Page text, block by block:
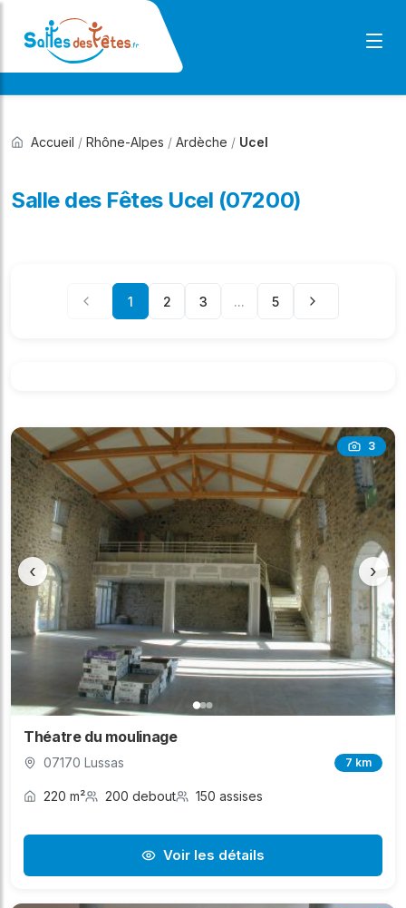
Accueil / Rhône-Alpes / Ardèche / Ucel
Salle des Fêtes Ucel (07200)
1 2 3 ... 5
3
‹ ›
Théatre du moulinage
07170 Lussas 7 km
220 m² 200 debout 150 assises
Voir les détails